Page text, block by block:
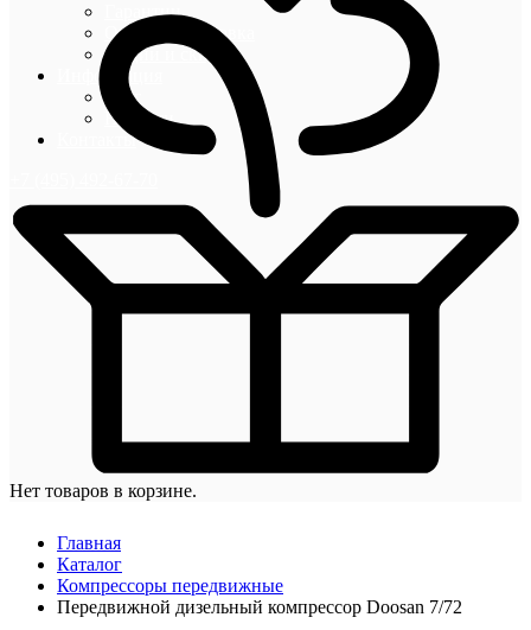
Гарантии
Оплата и доставка
Акции и скидки
Информация
Блог
Новости
Контакты
Нет товаров в корзине.
Главная
Каталог
Компрессоры передвижные
Передвижной дизельный компрессор Doosan 7/72